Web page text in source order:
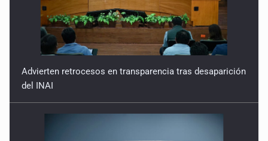
Advierten retrocesos en transparencia tras desaparición
del INAI